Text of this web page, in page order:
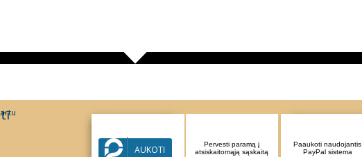
Parama per Paysera
sistemą
AUKOTI
Pervesti paramą į
atsiskaitomąją sąskaitą
Paaukoti naudojantis
PayPal sistema